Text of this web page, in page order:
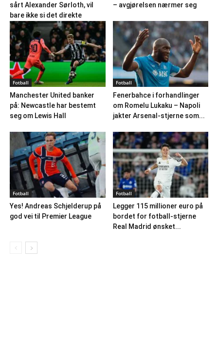
sårt Alexander Sørloth, vil
bare ikke si det direkte
– avgjørelsen nærmer seg
Fotball
Manchester United banker
på: Newcastle har bestemt
seg om Lewis Hall
Fotball
Fenerbahce i forhandlinger
om Romelu Lukaku – Napoli
jakter Arsenal-stjerne som...
Fotball
Yes! Andreas Schjelderup på
god vei til Premier League
Fotball
Legger 115 millioner euro på
bordet for fotball-stjerne
Real Madrid ønsket...